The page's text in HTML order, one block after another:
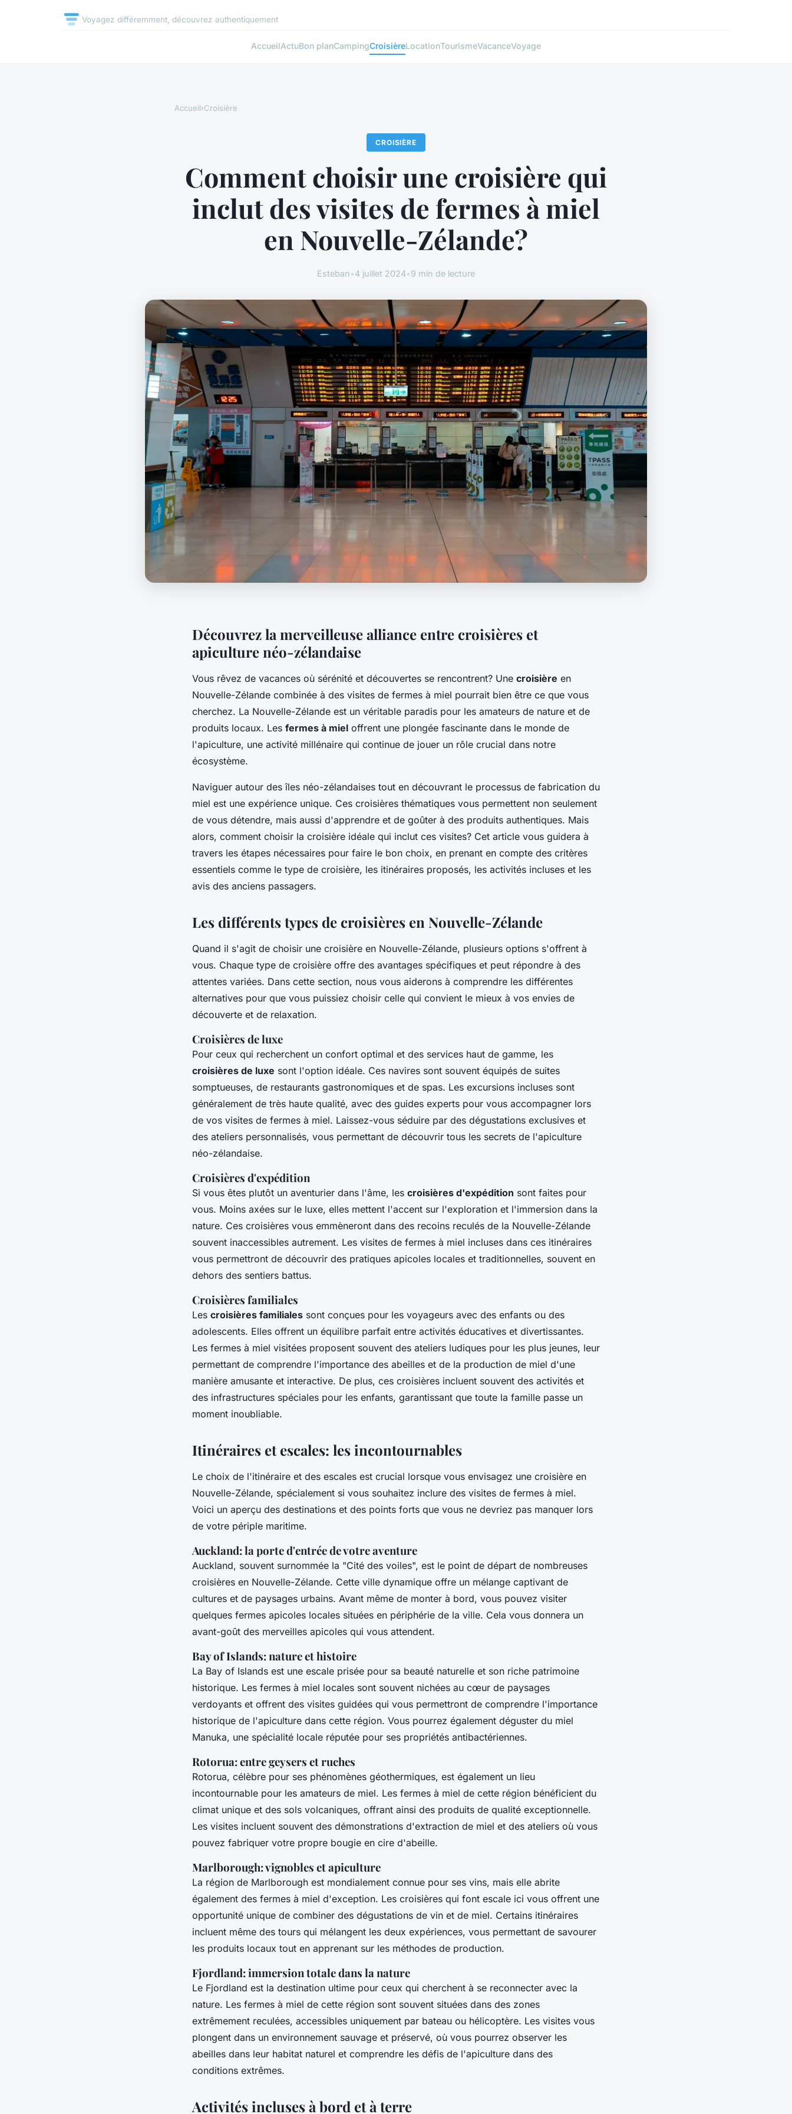
Voyagez différemment, découvrez authentiquement
AccueilActuBon planCampingCroisièreLocationTourismeVacanceVoyage
Accueil›Croisière
CROISIÈRE
Comment choisir une croisière qui
inclut des visites de fermes à miel
en Nouvelle-Zélande?
Esteban•4 juillet 2024•9 min de lecture
Découvrez la merveilleuse alliance entre croisières et
apiculture néo-zélandaise
Vous rêvez de vacances où sérénité et découvertes se rencontrent? Une croisière en
Nouvelle-Zélande combinée à des visites de fermes à miel pourrait bien être ce que vous
cherchez. La Nouvelle-Zélande est un véritable paradis pour les amateurs de nature et de
produits locaux. Les fermes à miel offrent une plongée fascinante dans le monde de
l'apiculture, une activité millénaire qui continue de jouer un rôle crucial dans notre
écosystème.
Naviguer autour des îles néo-zélandaises tout en découvrant le processus de fabrication du
miel est une expérience unique. Ces croisières thématiques vous permettent non seulement
de vous détendre, mais aussi d'apprendre et de goûter à des produits authentiques. Mais
alors, comment choisir la croisière idéale qui inclut ces visites? Cet article vous guidera à
travers les étapes nécessaires pour faire le bon choix, en prenant en compte des critères
essentiels comme le type de croisière, les itinéraires proposés, les activités incluses et les
avis des anciens passagers.
Les différents types de croisières en Nouvelle-Zélande
Quand il s'agit de choisir une croisière en Nouvelle-Zélande, plusieurs options s'offrent à
vous. Chaque type de croisière offre des avantages spécifiques et peut répondre à des
attentes variées. Dans cette section, nous vous aiderons à comprendre les différentes
alternatives pour que vous puissiez choisir celle qui convient le mieux à vos envies de
découverte et de relaxation.
Croisières de luxe
Pour ceux qui recherchent un confort optimal et des services haut de gamme, les
croisières de luxe sont l'option idéale. Ces navires sont souvent équipés de suites
somptueuses, de restaurants gastronomiques et de spas. Les excursions incluses sont
généralement de très haute qualité, avec des guides experts pour vous accompagner lors
de vos visites de fermes à miel. Laissez-vous séduire par des dégustations exclusives et
des ateliers personnalisés, vous permettant de découvrir tous les secrets de l'apiculture
néo-zélandaise.
Croisières d'expédition
Si vous êtes plutôt un aventurier dans l'âme, les croisières d'expédition sont faites pour
vous. Moins axées sur le luxe, elles mettent l'accent sur l'exploration et l'immersion dans la
nature. Ces croisières vous emmèneront dans des recoins reculés de la Nouvelle-Zélande
souvent inaccessibles autrement. Les visites de fermes à miel incluses dans ces itinéraires
vous permettront de découvrir des pratiques apicoles locales et traditionnelles, souvent en
dehors des sentiers battus.
Croisières familiales
Les croisières familiales sont conçues pour les voyageurs avec des enfants ou des
adolescents. Elles offrent un équilibre parfait entre activités éducatives et divertissantes.
Les fermes à miel visitées proposent souvent des ateliers ludiques pour les plus jeunes, leur
permettant de comprendre l'importance des abeilles et de la production de miel d'une
manière amusante et interactive. De plus, ces croisières incluent souvent des activités et
des infrastructures spéciales pour les enfants, garantissant que toute la famille passe un
moment inoubliable.
Itinéraires et escales: les incontournables
Le choix de l'itinéraire et des escales est crucial lorsque vous envisagez une croisière en
Nouvelle-Zélande, spécialement si vous souhaitez inclure des visites de fermes à miel.
Voici un aperçu des destinations et des points forts que vous ne devriez pas manquer lors
de votre périple maritime.
Auckland: la porte d'entrée de votre aventure
Auckland, souvent surnommée la "Cité des voiles", est le point de départ de nombreuses
croisières en Nouvelle-Zélande. Cette ville dynamique offre un mélange captivant de
cultures et de paysages urbains. Avant même de monter à bord, vous pouvez visiter
quelques fermes apicoles locales situées en périphérie de la ville. Cela vous donnera un
avant-goût des merveilles apicoles qui vous attendent.
Bay of Islands: nature et histoire
La Bay of Islands est une escale prisée pour sa beauté naturelle et son riche patrimoine
historique. Les fermes à miel locales sont souvent nichées au cœur de paysages
verdoyants et offrent des visites guidées qui vous permettront de comprendre l'importance
historique de l'apiculture dans cette région. Vous pourrez également déguster du miel
Manuka, une spécialité locale réputée pour ses propriétés antibactériennes.
Rotorua: entre geysers et ruches
Rotorua, célèbre pour ses phénomènes géothermiques, est également un lieu
incontournable pour les amateurs de miel. Les fermes à miel de cette région bénéficient du
climat unique et des sols volcaniques, offrant ainsi des produits de qualité exceptionnelle.
Les visites incluent souvent des démonstrations d'extraction de miel et des ateliers où vous
pouvez fabriquer votre propre bougie en cire d'abeille.
Marlborough: vignobles et apiculture
La région de Marlborough est mondialement connue pour ses vins, mais elle abrite
également des fermes à miel d'exception. Les croisières qui font escale ici vous offrent une
opportunité unique de combiner des dégustations de vin et de miel. Certains itinéraires
incluent même des tours qui mélangent les deux expériences, vous permettant de savourer
les produits locaux tout en apprenant sur les méthodes de production.
Fjordland: immersion totale dans la nature
Le Fjordland est la destination ultime pour ceux qui cherchent à se reconnecter avec la
nature. Les fermes à miel de cette région sont souvent situées dans des zones
extrêmement reculées, accessibles uniquement par bateau ou hélicoptère. Les visites vous
plongent dans un environnement sauvage et préservé, où vous pourrez observer les
abeilles dans leur habitat naturel et comprendre les défis de l'apiculture dans des
conditions extrêmes.
Activités incluses à bord et à terre